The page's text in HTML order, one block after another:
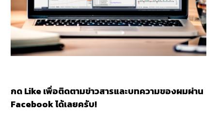
กด Like เพื่อติดตามข่าวสารและบทความของผมผ่าน
Facebook ได้เลยครับ!